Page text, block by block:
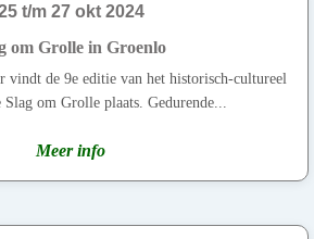
t/m 27 okt 2024
om Grolle in Groenlo
vindt de 9e editie van het historisch-cultureel
Slag om Grolle plaats. Gedurende...
Meer info